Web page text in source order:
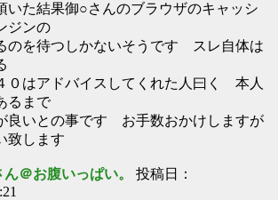
いた結果御○さんのブラウザのキャッシ
ジンの
のを待つしかないそうです スレ自体は
はアドバイスしてくれた人曰く 本人
るまで
良いとの事です お手数おかけしますが
致します
＠お腹いっぱい。 投稿日：